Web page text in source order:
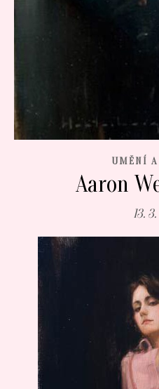
UMĚNÍ
Aaron
13.